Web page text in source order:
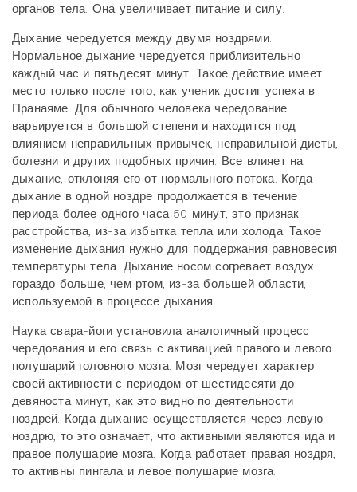
органов тела. Она увеличивает питание и силу.
Дыхание чередуется между двумя ноздрями.
Нормальное дыхание чередуется приблизительно
каждый час и пятьдесят минут. Такое действие имеет
место только после того, как ученик достиг успеха в
Пранаяме. Для обычного человека чередование
варьируется в большой степени и находится под
влиянием неправильных привычек, неправильной диеты,
болезни и других подобных причин. Все влияет на
дыхание, отклоняя его от нормального потока. Когда
дыхание в одной ноздре продолжается в течение
периода более одного часа 50 минут, это признак
расстройства, из-за избытка тепла или холода. Такое
изменение дыхания нужно для поддержания равновесия
температуры тела. Дыхание носом согревает воздух
гораздо больше, чем ртом, из-за большей области,
используемой в процессе дыхания.
Наука свара-йоги установила аналогичный процесс
чередования и его связь с активацией правого и левого
полушарий головного мозга. Мозг чередует характер
своей активности с периодом от шестидесяти до
девяноста минут, как это видно по деятельности
ноздрей. Когда дыхание осуществляется через левую
ноздрю, то это означает, что активными являются ида и
правое полушарие мозга. Когда работает правая ноздря,
то активны пингала и левое полушарие мозга.